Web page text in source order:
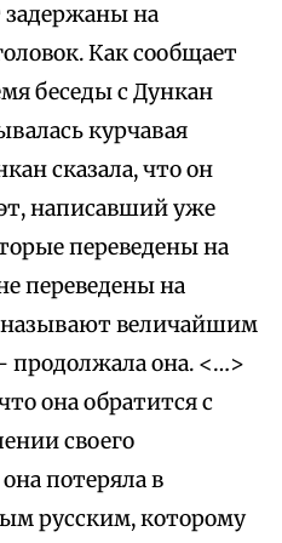
на
Как сообщает
беседы с Дункан
курчавая
сказала, что он
написавший уже
переведены на
переведены на
называют величайшим
продолжала она. <…>
она обратится с
своего
потеряла в
русским, которому